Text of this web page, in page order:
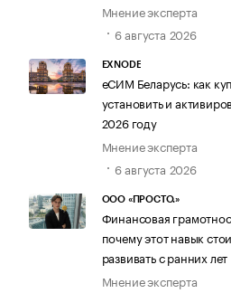
Мнение эксперта
6 августа 2026
EXNODE
еСИМ Беларусь: как
установить и
2026 году
Мнение эксперта
6 августа 2026
ООО «ПРОСТО.»
Финансовая
почему этот навык
развивать с ранних лет
Мнение эксперта